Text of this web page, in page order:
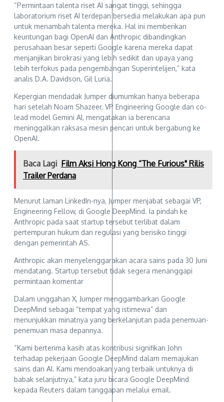
“Permintaan talenta riset AI sangat tinggi, sehingga
laboratorium riset AI terdepan bersedia melakukan apa pun
untuk menambah talenta mereka. Hal ini memberikan
keuntungan bagi OpenAI dan Anthropic dibandingkan
perusahaan besar seperti Google karena mereka dapat
menjanjikan birokrasi yang lebih sedikit dan upaya yang
lebih terfokus pada pengembangan Superintelijen,” kata
analis D.A. Davidson, Gil Luria.
Kepergian mendadak Jumper diumumkan hanya beberapa
hari setelah Noam Shazeer, VP Engineering Google dan co-
lead model Gemini AI, mengatakan ia berencana
meninggalkan raksasa mesin pencari untuk bergabung ke
OpenAI.
Baca Lagi Film Aksi Hong Kong “The Furious" Rilis
Trailer Perdana
Menurut laman LinkedIn-nya, Jumper menjabat sebagai VP,
Engineering Fellow, di Google DeepMind. Ia pindah ke
Anthropic pada saat startup tersebut terlibat dalam
pertempuran hukum dan regulasi yang berisiko tinggi
dengan pemerintah AS.
Anthropic akan menyelenggarakan acara sains pada 30 Juni
mendatang. Startup tersebut tidak segera menanggapi
permintaan komentar
Dalam unggahan X, Jumper menggambarkan Google
DeepMind sebagai “tempat yang istimewa” dan
menunjukkan minatnya yang berkelanjutan pada penemuan-
penemuan masa depannya.
“Kami berterima kasih atas kontribusi signifikan John
terhadap pekerjaan Google DeepMind dalam memajukan
sains dan AI. Kami mendoakan yang terbaik untuknya di
babak selanjutnya,” kata juru bicara Google DeepMind
kepada Reuters dalam tanggapan melalui email.